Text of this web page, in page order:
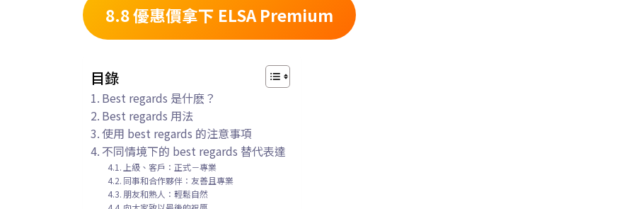
8.8 優惠價拿下 ELSA Premium
目錄
Best regards 是什麽？
Best regards 用法
使用 best regards 的注意事項
不同情境下的 best regards 替代表達
上級、客戶：正式－專業
同事和合作夥伴：友善且專業
朋友和熟人：輕鬆自然